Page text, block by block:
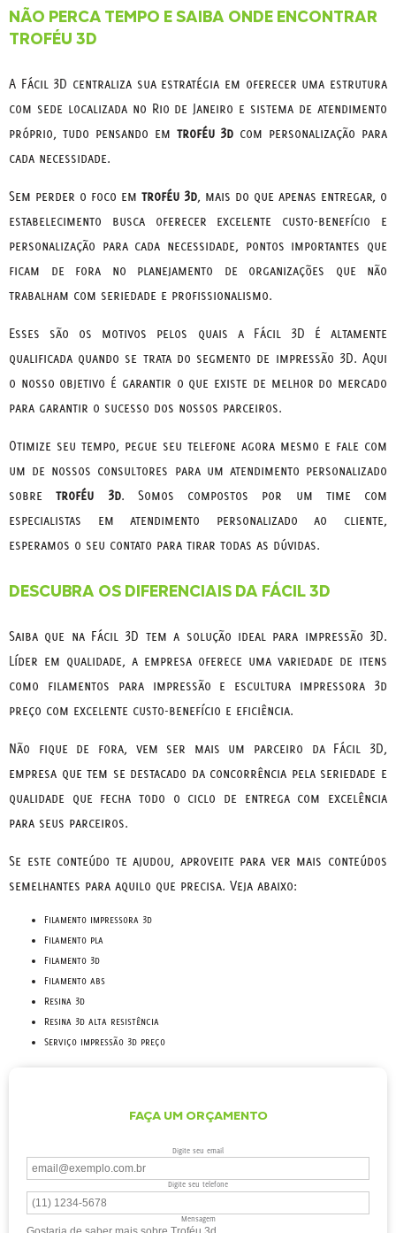
NÃO PERCA TEMPO E SAIBA ONDE ENCONTRAR
TROFÉU 3D
A Fácil 3D centraliza sua estratégia em oferecer uma estrutura
com sede localizada no Rio de Janeiro e sistema de atendimento
próprio, tudo pensando em troféu 3d com personalização para
cada necessidade.
Sem perder o foco em troféu 3d, mais do que apenas entregar, o
estabelecimento busca oferecer excelente custo-benefício e
personalização para cada necessidade, pontos importantes que
ficam de fora no planejamento de organizações que não
trabalham com seriedade e profissionalismo.
Esses são os motivos pelos quais a Fácil 3D é altamente
qualificada quando se trata do segmento de impressão 3D. Aqui
o nosso objetivo é garantir o que existe de melhor do mercado
para garantir o sucesso dos nossos parceiros.
Otimize seu tempo, pegue seu telefone agora mesmo e fale com
um de nossos consultores para um atendimento personalizado
sobretroféu 3d. Somos compostos por um time com
especialistas em atendimento personalizado ao cliente,
esperamos o seu contato para tirar todas as dúvidas.
DESCUBRA OS DIFERENCIAIS DA FÁCIL 3D
Saiba que na Fácil 3D tem a solução ideal para impressão 3D.
Líder em qualidade, a empresa oferece uma variedade de itens
como filamentos para impressão e escultura impressora 3d
preço com excelente custo-benefício e eficiência.
Não fique de fora, vem ser mais um parceiro da Fácil 3D,
empresa que tem se destacado da concorrência pela seriedade e
qualidade que fecha todo o ciclo de entrega com excelência
para seus parceiros.
Se este conteúdo te ajudou, aproveite para ver mais conteúdos
semelhantes para aquilo que precisa. Veja abaixo:
filamento impressora 3d
filamento pla
filamento 3d
filamento abs
resina 3d
resina 3d alta resistência
serviço impressão 3d preço
FAÇA UM ORÇAMENTO
Digite seu email
Digite seu telefone
Mensagem